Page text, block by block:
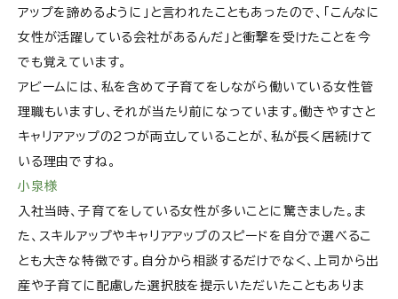
アップを諦めるように」と言われたこともあったので、「こんなに
女性が活躍している会社があるんだ」と衝撃を受けたことを今
でも覚えています。
アビームには、私を含めて子育てをしながら働いている女性管
理職もいますし、それが当たり前になっています。働きやすさと
キャリアアップの2つが両立していることが、私が長く居続けて
いる理由ですね。
小泉様
入社当時、子育てをしている女性が多いことに驚きました。ま
た、スキルアップやキャリアアップのスピードを自分で選べるこ
とも大きな特徴です。自分から相談するだけでなく、上司から出
産や子育てに配慮した選択肢を提示いただいたこともありま